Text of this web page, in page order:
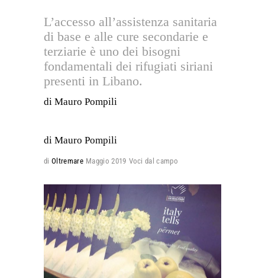
L’accesso all’assistenza sanitaria
di base e alle cure secondarie e
terziarie è uno dei bisogni
fondamentali dei rifugiati siriani
presenti in Libano.
di Mauro Pompili
di Mauro Pompili
di Oltremare Maggio 2019 Voci dal campo